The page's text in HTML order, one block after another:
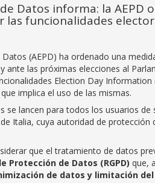
Datos informa: la
funcionalidades
(AEPD) ha ordenado una
ante las próximas elecciones al
Election Day
implica el uso de las mismas.
se lancen para todos los usuarios
Italia, cuya autoridad de
que el tratamiento de datos
Protección de Datos (RGPD) que,
de datos y limitación